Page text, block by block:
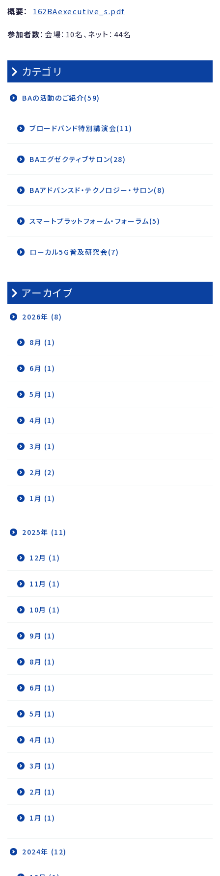
概要： 162BAexecutive_s.pdf
参加者数： 会場：10名、ネット：44名
カテゴリ
BAの活動のご紹介(59)
ブロードバンド特別講演会(11)
BAエグゼクティブサロン(28)
BAアドバンスド・テクノロジー・サロン(8)
スマートプラットフォーム・フォーラム(5)
ローカル5G普及研究会(7)
アーカイブ
2026年 (8)
8月 (1)
6月 (1)
5月 (1)
4月 (1)
3月 (1)
2月 (2)
1月 (1)
2025年 (11)
12月 (1)
11月 (1)
10月 (1)
9月 (1)
8月 (1)
6月 (1)
5月 (1)
4月 (1)
3月 (1)
2月 (1)
1月 (1)
2024年 (12)